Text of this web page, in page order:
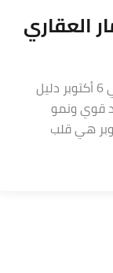
العقاري
أفضل مناطق الاستثمار العقاري في 6 أكتوبر دليل
قوي ونمو
لماذا مدينة 6 أكتوبر هي قلب